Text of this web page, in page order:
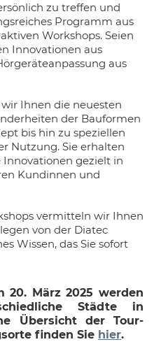
zu treffen und
Programm aus
Workshops. Seien
Innovationen aus
aus
Ihnen die neuesten
der Bauformen
bis hin zu speziellen
Nutzung. Sie erhalten
Innovationen gezielt in
Kundinnen und
vermitteln wir Ihnen
von der Diatec
Wissen, das Sie sofort
20. März 2025 werden
Städte in
Übersicht der Tour-
finden Sie hi er.